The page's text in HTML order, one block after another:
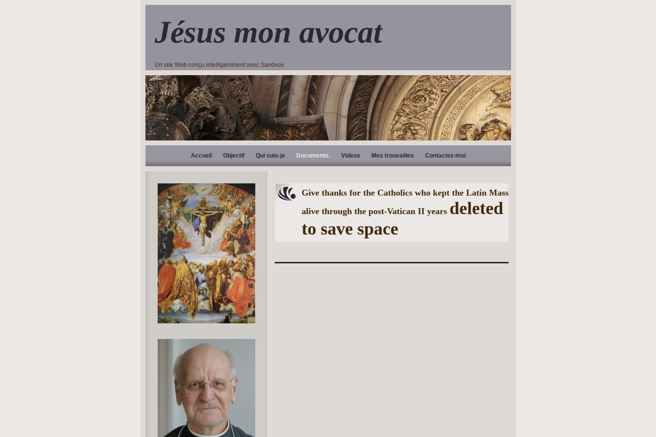
Jésus mon avocat
Un site Web conçu intelligemment avec Sandvox
Accueil Objectif Qui suis-je Documents. Videos Mes trouvailles Contactez-moi
Give thanks for the Catholics who kept the Latin Mass
alive through the post-Vatican II years deleted
to save space